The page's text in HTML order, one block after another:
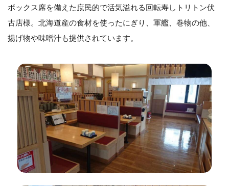
ボックス席を備えた庶民的で活気溢れる回転寿しトリトン伏
古店様。北海道産の食材を使ったにぎり、軍艦、巻物の他、
揚げ物や味噌汁も提供されています。